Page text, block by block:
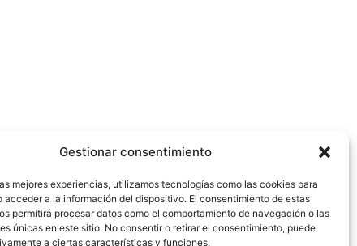
Gestionar consentimiento
mejores experiencias, utilizamos tecnologías como las cookies para
acceder a la información del dispositivo. El consentimiento de estas
permitirá procesar datos como el comportamiento de navegación o las
únicas en este sitio. No consentir o retirar el consentimiento, puede
a ciertas características y funciones.